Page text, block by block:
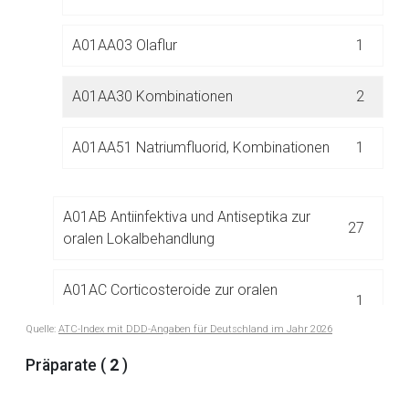
A01AA03 Olaflur 1
A01AA30 Kombinationen 2
A01AA51 Natriumfluorid, Kombinationen 1
A01AB Antiinfektiva und Antiseptika zur
oralen Lokalbehandlung
27
A01AC Corticosteroide zur oralen
1
A01AD Andere Mittel zur oralen
Quelle: ATC-Index mit DDD-Angaben für Deutschland im Jahr 2026
Präparate ( 2 )
Der von Ihnen aufgerufene Link öffnet eine externe Web-
Betreiber verantwortlich. Ebenso gelten dort ggf. andere